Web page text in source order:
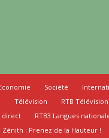
Société
Télévision
RTB
direct
RTB3 Langues
Zénith : Prenez de la Hauteur !